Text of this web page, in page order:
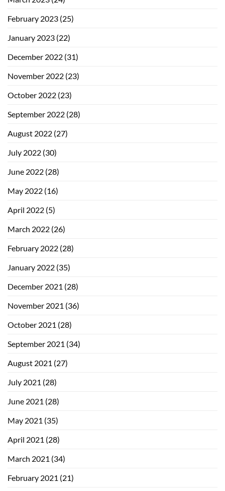
February 2023 (25)
January 2023 (22)
December 2022 (31)
November 2022 (23)
October 2022 (23)
September 2022 (28)
August 2022 (27)
July 2022 (30)
June 2022 (28)
May 2022 (16)
April 2022 (5)
March 2022 (26)
February 2022 (28)
January 2022 (35)
December 2021 (28)
November 2021 (36)
October 2021 (28)
September 2021 (34)
August 2021 (27)
July 2021 (28)
June 2021 (28)
May 2021 (35)
April 2021 (28)
March 2021 (34)
February 2021 (21)